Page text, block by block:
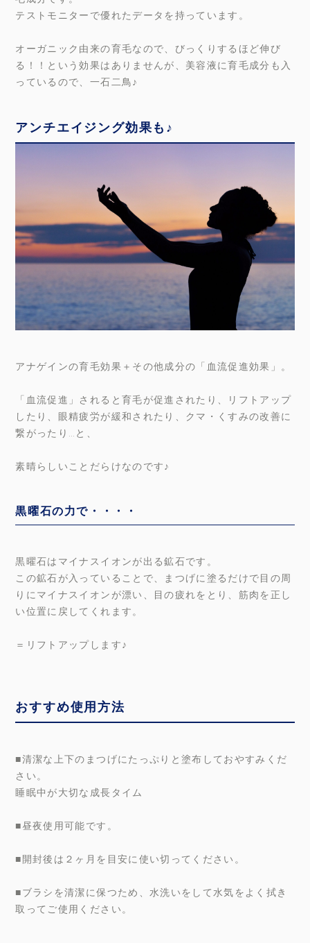
テストモニターで優れたデータを持っています。
オーガニック由来の育毛なので、びっくりするほど伸び
る！！という効果はありませんが、美容液に育毛成分も入
っているので、一石二鳥♪
アンチエイジング効果も♪
アナゲインの育毛効果＋その他成分の「血流促進効果」。
「血流促進」されると育毛が促進されたり、リフトアップ
したり、眼精疲労が緩和されたり、クマ・くすみの改善に
繋がったり…と、
素晴らしいことだらけなのです♪
黒曜石の力で・・・・
黒曜石はマイナスイオンが出る鉱石です。
この鉱石が入っていることで、まつげに塗るだけで目の周
りにマイナスイオンが漂い、目の疲れをとり、筋肉を正し
い位置に戻してくれます。
＝リフトアップします♪
おすすめ使用方法
■清潔な上下のまつげにたっぷりと塗布しておやすみくだ
さい。
睡眠中が大切な成長タイム
■昼夜使用可能です。
■開封後は２ヶ月を目安に使い切ってください。
■ブラシを清潔に保つため、水洗いをして水気をよく拭き
取ってご使用ください。